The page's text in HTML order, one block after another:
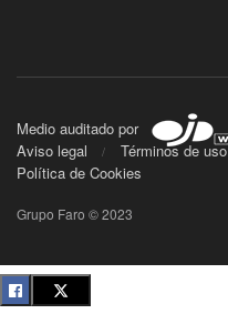
Medio auditado por
Aviso legal
Términos de uso
Política de Cookies
Grupo Faro © 2023